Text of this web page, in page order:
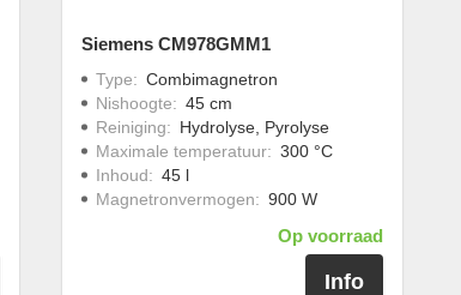
Siemens CM978GMM1
Type: Combimagnetron
Nishoogte: 45 cm
Reiniging: Hydrolyse, Pyrolyse
Maximale temperatuur: 300 °C
Inhoud: 45 l
Magnetronvermogen: 900 W
Op voorraad
Info